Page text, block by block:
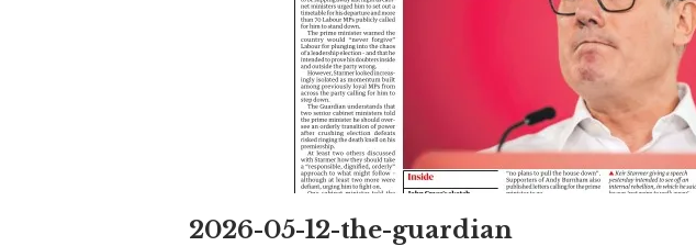
2026-05-12-the-guardian